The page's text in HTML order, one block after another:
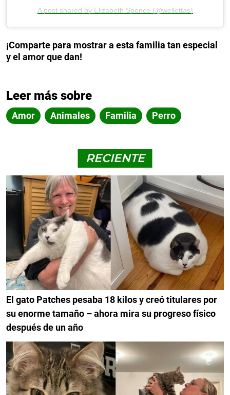
A post shared by Elizabeth Spence (@wellettas)
¡Comparte para mostrar a esta familia tan especial
y el amor que dan!
Leer más sobre
Amor Animales Familia Perro
RECIENTE
El gato Patches pesaba 18 kilos y creó titulares por
su enorme tamaño – ahora mira su progreso físico
después de un año